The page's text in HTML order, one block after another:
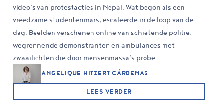
video’s van protestacties in Nepal. Wat begon als een
vreedzame studentenmars, escaleerde in de loop van de
dag. Beelden verschenen online van schietende politie,
wegrennende demonstranten en ambulances met
zwaailichten die door mensenmassa’s probe...
ANGELIQUE HITZERT CÁRDENAS
LEES VERDER